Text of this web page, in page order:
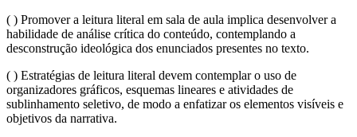
( ) Promover a leitura literal em sala de aula implica desenvolver a
habilidade de análise crítica do conteúdo, contemplando a
desconstrução ideológica dos enunciados presentes no texto.
( ) Estratégias de leitura literal devem contemplar o uso de
organizadores gráficos, esquemas lineares e atividades de
sublinhamento seletivo, de modo a enfatizar os elementos visíveis e
objetivos da narrativa.